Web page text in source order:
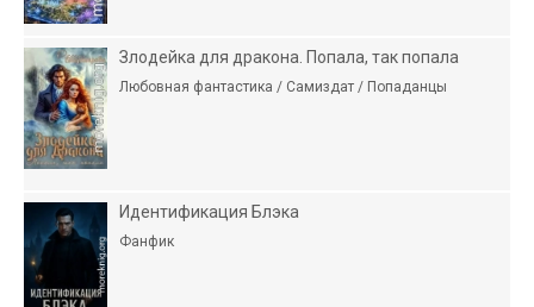
Злодейка для дракона. Попала, так попала
Любовная фантастика / Самиздат / Попаданцы
Идентификация Блэка
Фанфик